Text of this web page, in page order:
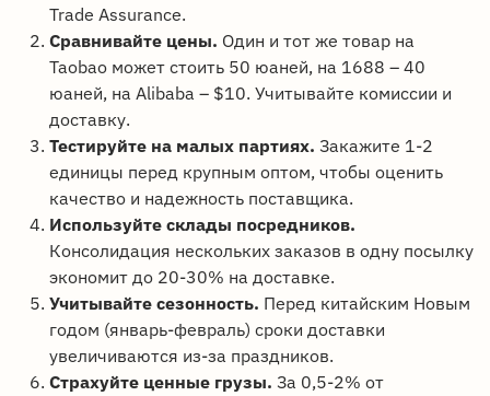
Trade Assurance.
Сравнивайте цены. Один и тот же товар на
Taobao может стоить 50 юаней, на 1688 – 40
юаней, на Alibaba – $10. Учитывайте комиссии и
доставку.
Тестируйте на малых партиях. Закажите 1-2
единицы перед крупным оптом, чтобы оценить
качество и надежность поставщика.
Используйте склады посредников.
Консолидация нескольких заказов в одну посылку
экономит до 20-30% на доставке.
Учитывайте сезонность. Перед китайским Новым
годом (январь-февраль) сроки доставки
увеличиваются из-за праздников.
Страхуйте ценные грузы. За 0,5-2% от